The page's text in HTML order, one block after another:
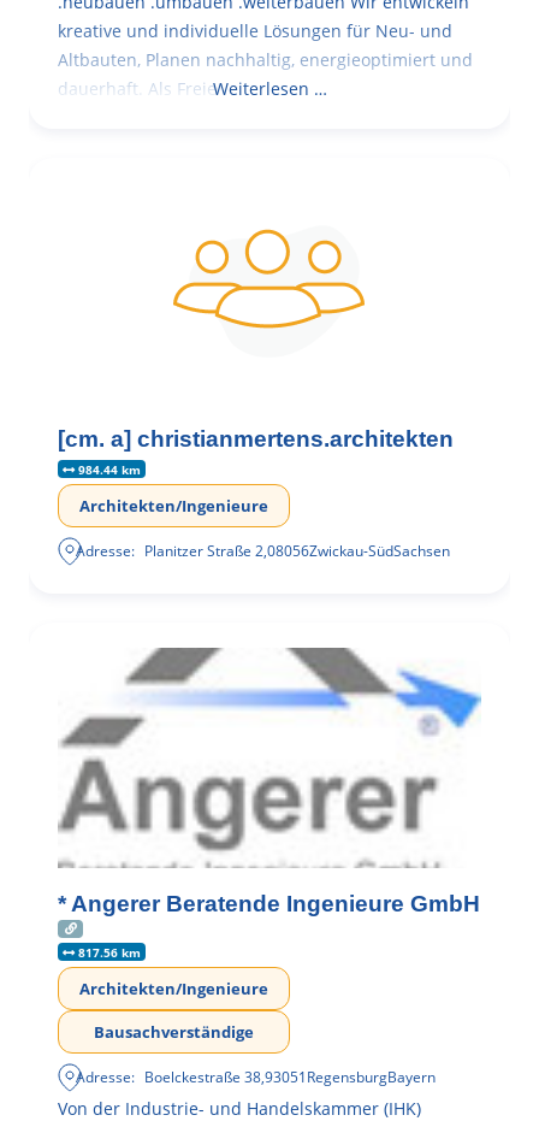
kreative und individuelle Lösungen für Neu- und
Altbauten, Planen nachhaltig, energieoptimiert und
dauerhaft. Als FreieWeiterlesen …
[cm. a] christianmertens.architekten
984.44 km
Architekten/Ingenieure
Adresse: Planitzer Straße 2,08056Zwickau-SüdSachsen
* Angerer Beratende Ingenieure GmbH
817.56 km
Architekten/Ingenieure
Bausachverständige
Adresse: Boelckestraße 38,93051RegensburgBayern
Von der Industrie- und Handelskammer (IHK)